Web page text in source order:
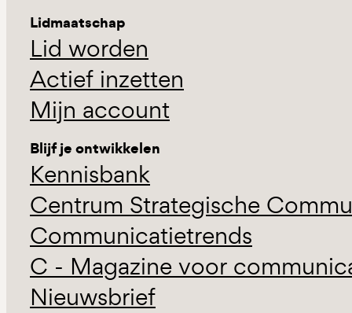
Lidmaatschap
Lid worden
Actief inzetten
Mijn account
Blijf je ontwikkelen
Kennisbank
Centrum Strategische
Communicatietrends
C - Magazine voor
Nieuwsbrief